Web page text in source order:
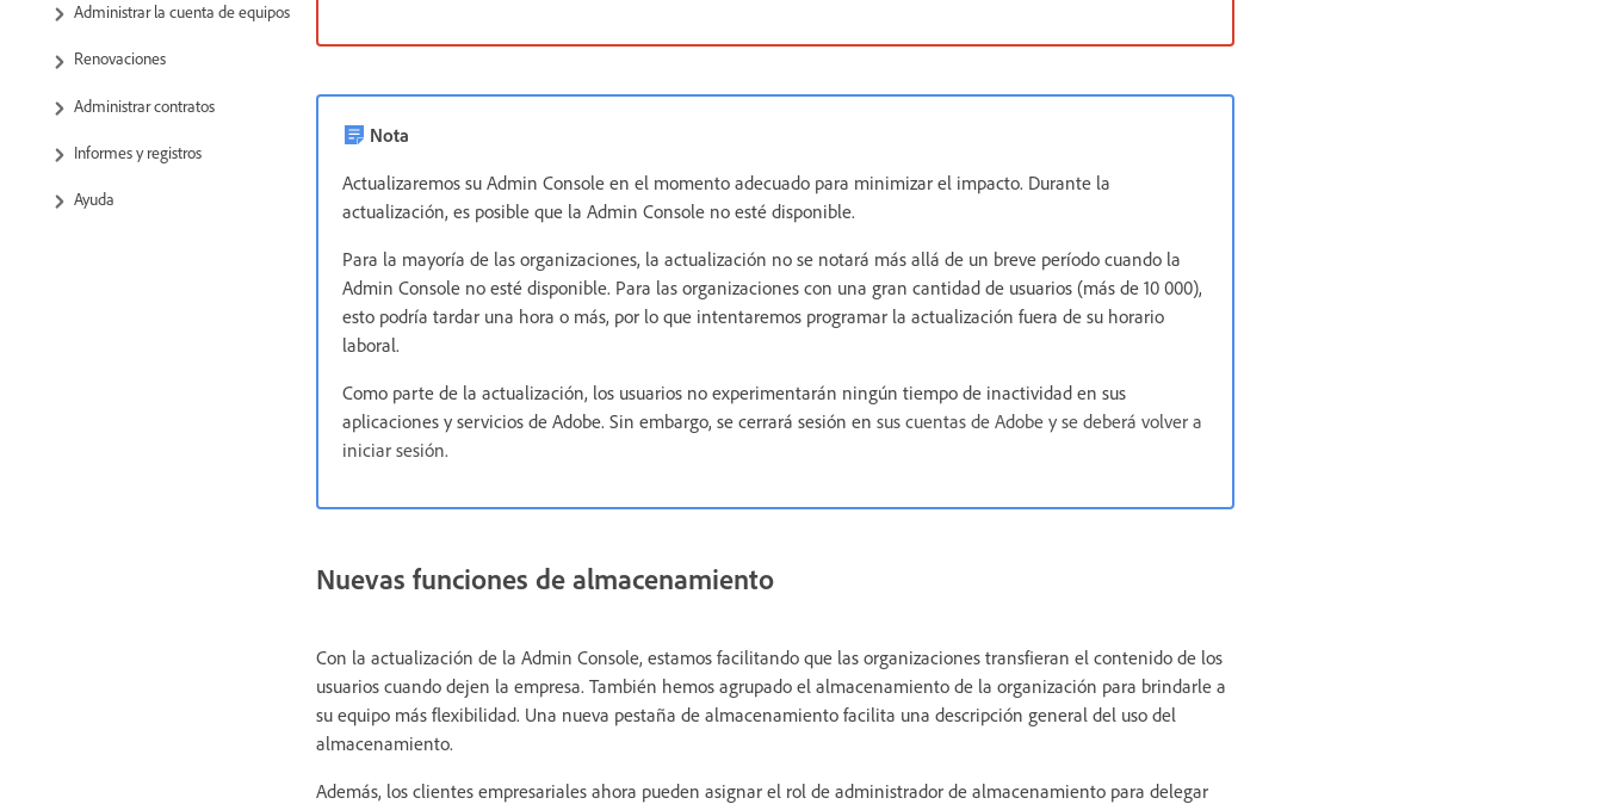
Administrar la cuenta de equipos
Renovaciones
Administrar contratos
Informes y registros
Ayuda
Nota
Actualizaremos su Admin Console en el momento adecuado para minimizar el impacto. Durante la
actualización, es posible que la Admin Console no esté disponible.
Para la mayoría de las organizaciones, la actualización no se notará más allá de un breve período cuando la
Admin Console no esté disponible. Para las organizaciones con una gran cantidad de usuarios (más de 10 000),
esto podría tardar una hora o más, por lo que intentaremos programar la actualización fuera de su horario
laboral.
Como parte de la actualización, los usuarios no experimentarán ningún tiempo de inactividad en sus
aplicaciones y servicios de Adobe. Sin embargo, se cerrará sesión en sus cuentas de Adobe y se deberá volver a
iniciar sesión.
Nuevas funciones de almacenamiento
Con la actualización de la Admin Console, estamos facilitando que las organizaciones transfieran el contenido de los
usuarios cuando dejen la empresa. También hemos agrupado el almacenamiento de la organización para brindarle a
su equipo más flexibilidad. Una nueva pestaña de almacenamiento facilita una descripción general del uso del
almacenamiento.
Además, los clientes empresariales ahora pueden asignar el rol de administrador de almacenamiento para delegar